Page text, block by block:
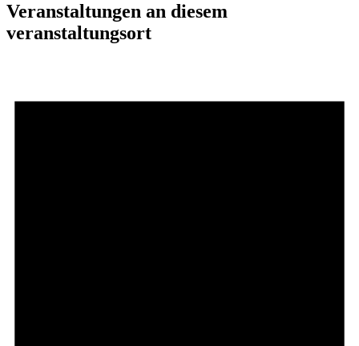
Veranstaltungen an diesem
veranstaltungsort